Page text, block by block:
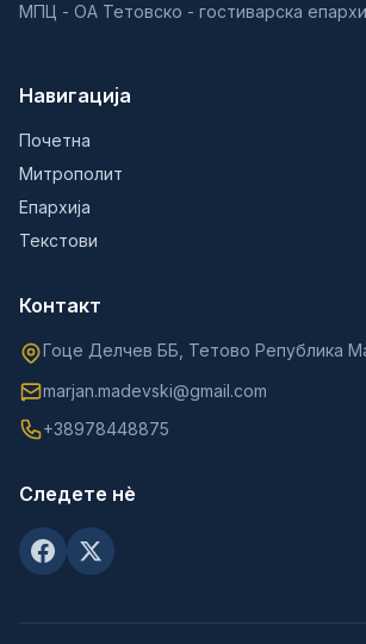
МПЦ - ОА Тетовско - гостиварска
Навигација
Почетна
Митрополит
Епархија
Текстови
Контакт
Гоце Делчев ББ, Тетово Република
marjan.madevski@gmail.com
+38978448875
Следете нè